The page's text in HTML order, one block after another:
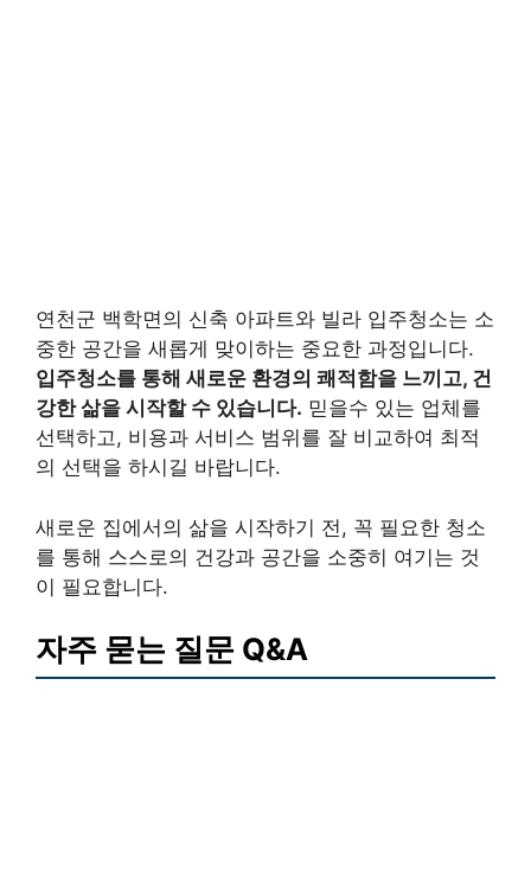
연천군 백학면의 신축 아파트와 빌라 입주청소는 소
중한 공간을 새롭게 맞이하는 중요한 과정입니다.
입주청소를 통해 새로운 환경의 쾌적함을 느끼고, 건
강한 삶을 시작할 수 있습니다. 믿을수 있는 업체를
선택하고, 비용과 서비스 범위를 잘 비교하여 최적
의 선택을 하시길 바랍니다.
새로운 집에서의 삶을 시작하기 전, 꼭 필요한 청소
를 통해 스스로의 건강과 공간을 소중히 여기는 것
이 필요합니다.
자주 묻는 질문 Q&A